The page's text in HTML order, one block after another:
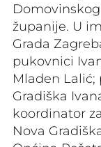
županije. U
Grada
pukovnici
Mladen Lalić;
Gradiška
koordinator
Nova